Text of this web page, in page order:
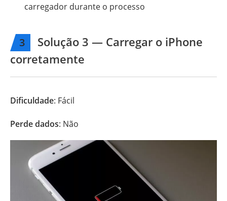
carregador durante o processo
3
Solução 3 — Carregar o iPhone
corretamente
Dificuldade: Fácil
Perde dados: Não